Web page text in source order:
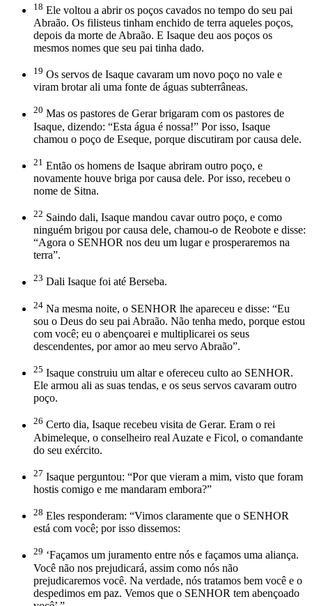
18 Ele voltou a abrir os poços cavados no tempo do seu pai
Abraão. Os filisteus tinham enchido de terra aqueles poços,
depois da morte de Abraão. E Isaque deu aos poços os
mesmos nomes que seu pai tinha dado.
19 Os servos de Isaque cavaram um novo poço no vale e
viram brotar ali uma fonte de águas subterrâneas.
20 Mas os pastores de Gerar brigaram com os pastores de
Isaque, dizendo: “Esta água é nossa!” Por isso, Isaque
chamou o poço de Eseque, porque discutiram por causa dele.
21 Então os homens de Isaque abriram outro poço, e
novamente houve briga por causa dele. Por isso, recebeu o
nome de Sitna.
22 Saindo dali, Isaque mandou cavar outro poço, e como
ninguém brigou por causa dele, chamou-o de Reobote e disse:
“Agora o SENHOR nos deu um lugar e prosperaremos na
terra”.
23 Dali Isaque foi até Berseba.
24 Na mesma noite, o SENHOR lhe apareceu e disse: “Eu
sou o Deus do seu pai Abraão. Não tenha medo, porque estou
com você; eu o abençoarei e multiplicarei os seus
descendentes, por amor ao meu servo Abraão”.
25 Isaque construiu um altar e ofereceu culto ao SENHOR.
Ele armou ali as suas tendas, e os seus servos cavaram outro
poço.
26 Certo dia, Isaque recebeu visita de Gerar. Eram o rei
Abimeleque, o conselheiro real Auzate e Ficol, o comandante
do seu exército.
27 Isaque perguntou: “Por que vieram a mim, visto que foram
hostis comigo e me mandaram embora?”
28 Eles responderam: “Vimos claramente que o SENHOR
está com você; por isso dissemos:
29 ‘Façamos um juramento entre nós e façamos uma aliança.
Você não nos prejudicará, assim como nós não
prejudicaremos você. Na verdade, nós tratamos bem você e o
despedimos em paz. Vemos que o SENHOR tem abençoado